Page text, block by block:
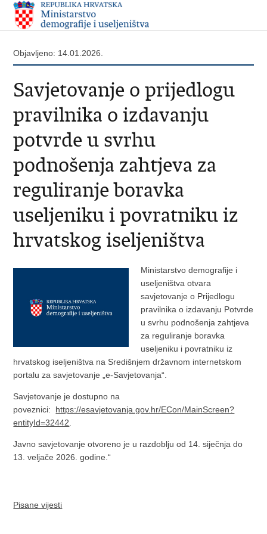
Objavljeno: 14.01.2026.
Savjetovanje o prijedlogu
pravilnika o izdavanju
potvrde u svrhu
podnošenja zahtjeva za
reguliranje boravka
useljeniku i povratniku iz
hrvatskog iseljeništva
Ministarstvo demografije i
useljeništva otvara
savjetovanje o Prijedlogu
pravilnika o izdavanju Potvrde
u svrhu podnošenja zahtjeva
za reguliranje boravka
useljeniku i povratniku iz
hrvatskog iseljeništva na Središnjem državnom internetskom
portalu za savjetovanje „e-Savjetovanja“.
Savjetovanje je dostupno na
poveznici: https://esavjetovanja.gov.hr/ECon/MainScreen?
entityId=32442
Javno savjetovanje otvoreno je u razdoblju od 14. siječnja do
13. veljače 2026. godine.“
Pisane vijesti